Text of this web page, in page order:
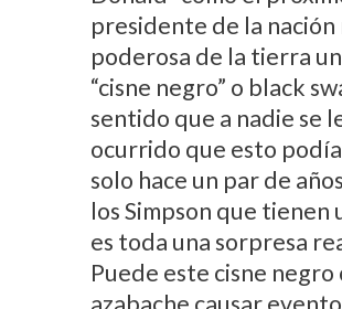
presidente de la nación
poderosa de la tierra
“cisne negro” o black
sentido que a nadie se
ocurrido que esto
solo hace un par de
los Simpson que tienen
es toda una sorpresa
Puede este cisne negro
azabache causar